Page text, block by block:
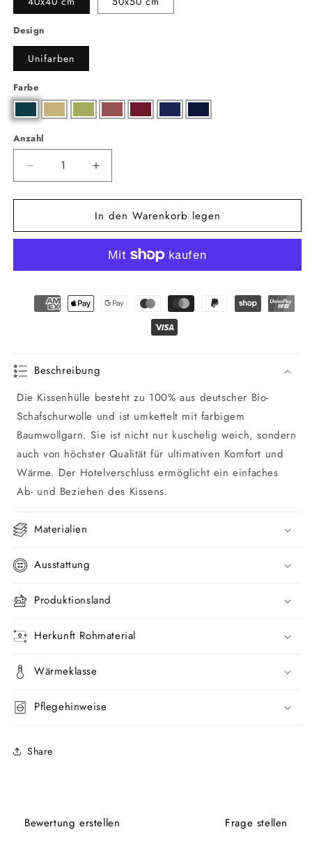
Design
Unifarben
Farbe
Anzahl
Anzahl
Verringere
die
Menge
Kissenhülle
Erhöhe
die
Menge
für
Kissenhülle
In den Warenkorb legen
Beschreibung
Die Kissenhülle besteht zu 100% aus deutscher Bio-
Schafschurwolle und ist umkettelt mit farbigem
Baumwollgarn. Sie ist nicht nur kuschelig weich, sondern
auch von höchster Qualität für ultimativen Komfort und
Wärme. Der Hotelverschluss ermöglicht ein einfaches
Ab- und Beziehen des Kissens.
Materialien
Ausstattung
Produktionsland
Herkunft Rohmaterial
Wärmeklasse
Pflegehinweise
Share
Bewertung erstellen Frage stellen